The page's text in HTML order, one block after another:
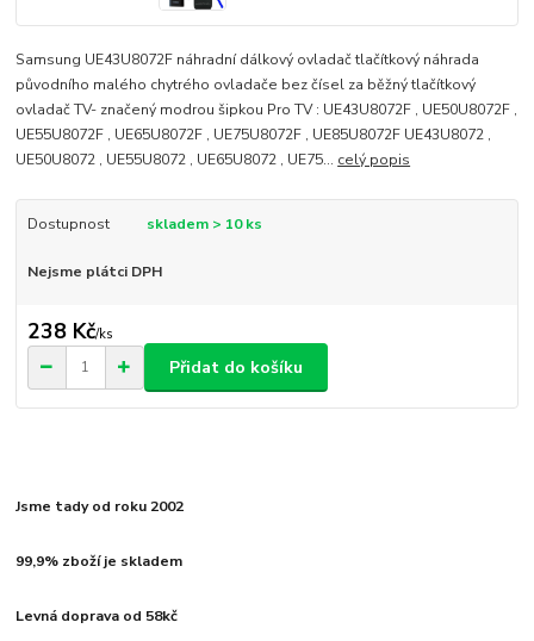
Samsung UE43U8072F náhradní dálkový ovladač tlačítkový náhrada
původního malého chytrého ovladače bez čísel za běžný tlačítkový
ovladač TV- značený modrou šipkou Pro TV : UE43U8072F , UE50U8072F ,
UE55U8072F , UE65U8072F , UE75U8072F , UE85U8072F UE43U8072 ,
UE50U8072 , UE55U8072 , UE65U8072 , UE75... celý popis
Dostupnost skladem > 10 ks
Nejsme plátci DPH
238 Kč/ks
Přidat do košíku
Jsme tady od roku 2002
99,9% zboží je skladem
Levná doprava od 58kč